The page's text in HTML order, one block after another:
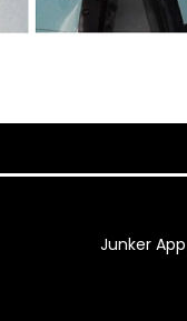
Junker App